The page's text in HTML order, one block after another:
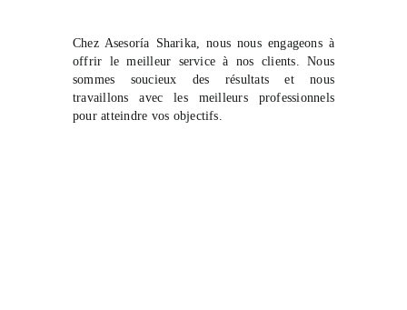
Chez Asesoría Sharika, nous nous engageons à
offrir le meilleur service à nos clients. Nous
sommes soucieux des résultats et nous
travaillons avec les meilleurs professionnels
pour atteindre vos objectifs.